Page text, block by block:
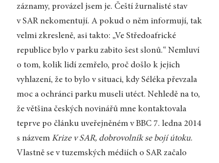
záznamy, provázel jsem je. Čeští žurnalisté stav
v SAR nekomentují. A pokud o něm informují, tak
velmi zkresleně, asi takto: „Ve Středoafrické
republice bylo v parku zabito šest slonů.“ Nemluví
o tom, kolik lidí zemřelo, proč došlo k jejich
vyhlazení, že to bylo v situaci, kdy Séléka převzala
moc a ochránci parku museli utéct. Nehledě na to,
že většina českých novinářů mne kontaktovala
teprve po článku uveřejněném v BBC 7. ledna 2014
s názvem Krize v SAR, dobrovolník se bojí útoku.
Vlastně se v tuzemských médiích o SAR začalo